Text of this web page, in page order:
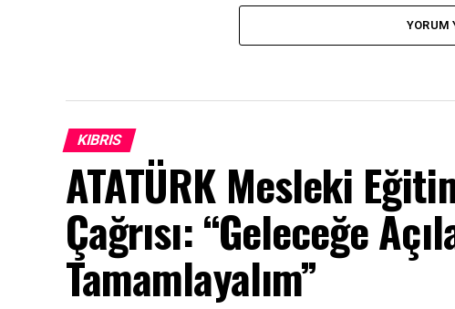
YORUM
KIBRIS
ATATÜRK Mesleki
Çağrısı: “Geleceğe
Tamamlayalım”